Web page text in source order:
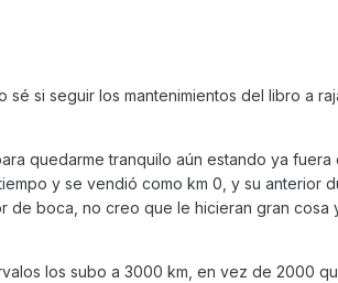
si seguir los mantenimientos del libro a
quedarme tranquilo aún estando ya fuera
y se vendió como km 0, y su anterior
de boca, no creo que le hicieran gran cosa
los subo a 3000 km, en vez de 2000